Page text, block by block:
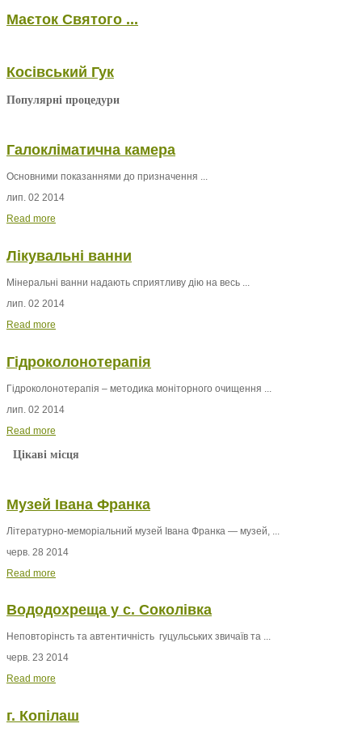
Маєток Святого ...
Косівський Гук
Популярні процедури
Галокліматична камера
Основними показаннями до призначення ...
лип. 02 2014
Read more
Лікувальні ванни
Мінеральні ванни надають сприятливу дію на весь ...
лип. 02 2014
Read more
Гідроколонотерапія
Гідроколонотерапія – методика моніторного очищення ...
лип. 02 2014
Read more
Цікаві місця
Музей Івана Франка
Літературно-меморіальний музей Івана Франка — музей, ...
черв. 28 2014
Read more
Вододохреща у с. Соколівка
Неповторінсть та автентичність гуцульських звичаїв та ...
черв. 23 2014
Read more
г. Копілаш